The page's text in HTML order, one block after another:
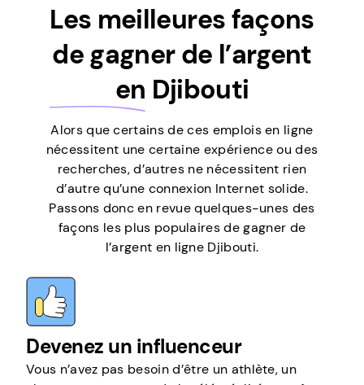
Les meilleures façons
de gagner de l’argent
en Djibouti
Alors que certains de ces emplois en ligne
nécessitent une certaine expérience ou des
recherches, d’autres ne nécessitent rien
d’autre qu’une connexion Internet solide.
Passons donc en revue quelques-unes des
façons les plus populaires de gagner de
l’argent en ligne Djibouti.
Devenez un influenceur
Vous n’avez pas besoin d’être un athlète, un